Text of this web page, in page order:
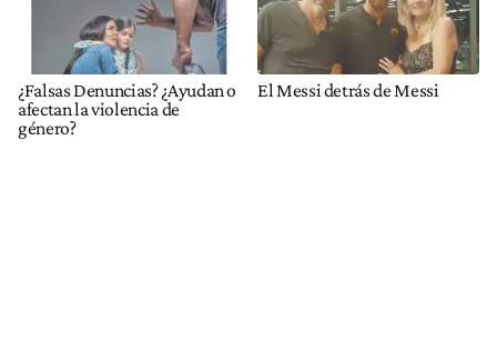
¿Falsas Denuncias? ¿Ayudan o
afectan la violencia de
género?
El Messi detrás de Messi